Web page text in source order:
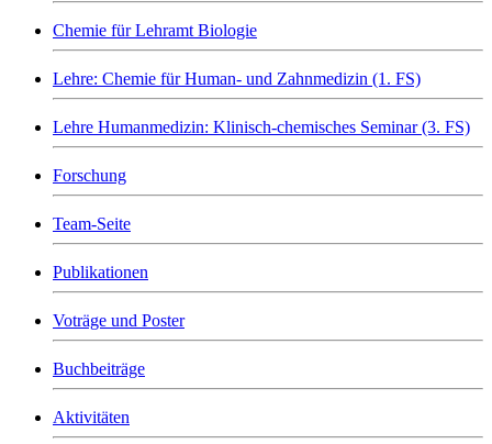
Chemie für Lehramt Biologie
Lehre: Chemie für Human- und Zahnmedizin (1. FS)
Lehre Humanmedizin: Klinisch-chemisches Seminar (3. FS)
Forschung
Team-Seite
Publikationen
Voträge und Poster
Buchbeiträge
Aktivitäten